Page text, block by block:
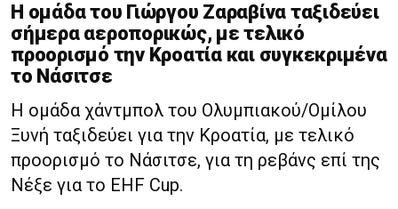
Η ομάδα του Γιώργου Ζαραβίνα ταξιδεύει
σήμερα αεροπορικώς, με τελικό
προορισμό την Κροατία και συγκεκριμένα
το Νάσιτσε
Η ομάδα χάντμπολ του Ολυμπιακού/Ομίλου
Ξυνή ταξιδεύει για την Κροατία, με τελικό
προορισμό το Νάσιτσε, για τη ρεβάνς επί της
Νέξε για το EHF Cup.